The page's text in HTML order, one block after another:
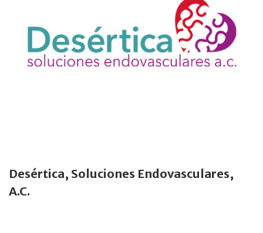
Desértica, Soluciones Endovasculares,
A.C.